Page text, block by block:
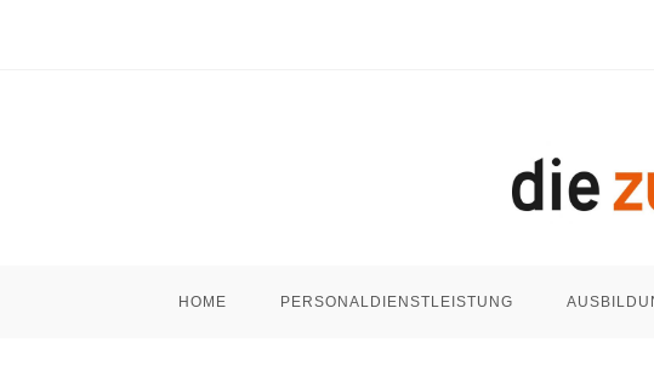
HOME PERSONALDIENSTLEISTUNG